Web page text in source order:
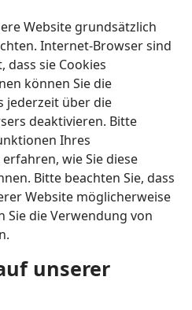
Website grundsätzlich
Internet-Browser sind
dass sie Cookies
können Sie die
jederzeit über die
deaktivieren. Bitte
Ihres
wie Sie diese
Bitte beachten Sie, dass
Website möglicherweise
die Verwendung von
unserer